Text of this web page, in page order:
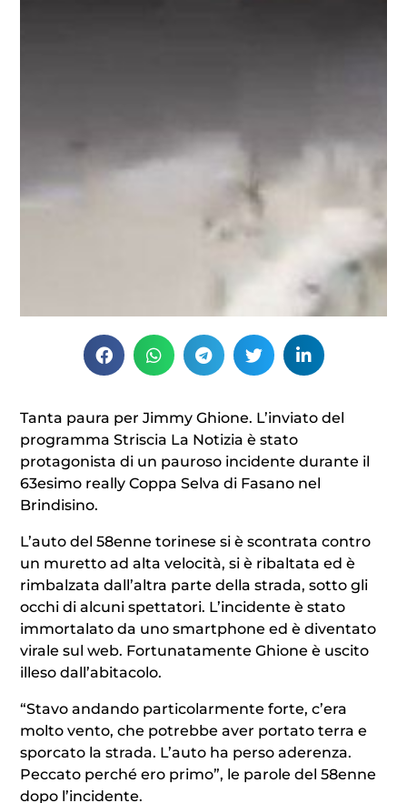
Tanta paura per Jimmy Ghione. L’inviato del
programma Striscia La Notizia è stato
protagonista di un pauroso incidente durante il
63esimo really Coppa Selva di Fasano nel
Brindisino.
L’auto del 58enne torinese si è scontrata contro
un muretto ad alta velocità, si è ribaltata ed è
rimbalzata dall’altra parte della strada, sotto gli
occhi di alcuni spettatori. L’incidente è stato
immortalato da uno smartphone ed è diventato
virale sul web. Fortunatamente Ghione è uscito
illeso dall’abitacolo.
“Stavo andando particolarmente forte, c’era
molto vento, che potrebbe aver portato terra e
sporcato la strada. L’auto ha perso aderenza.
Peccato perché ero primo”, le parole del 58enne
dopo l’incidente.